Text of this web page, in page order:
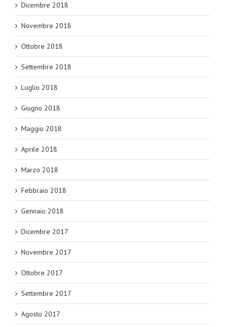
Dicembre 2018
Novembre 2018
Ottobre 2018
Settembre 2018
Luglio 2018
Giugno 2018
Maggio 2018
Aprile 2018
Marzo 2018
Febbraio 2018
Gennaio 2018
Dicembre 2017
Novembre 2017
Ottobre 2017
Settembre 2017
Agosto 2017